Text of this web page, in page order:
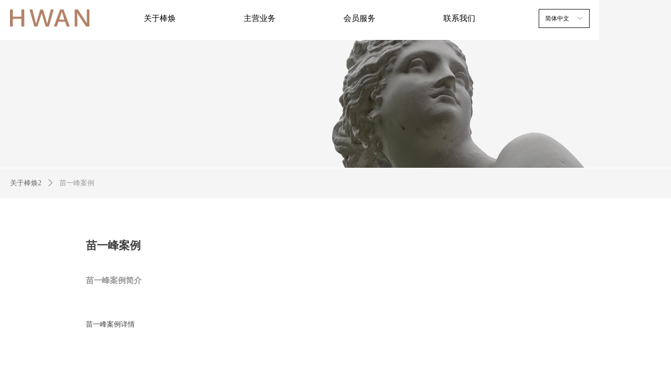
关于棒焕 主营业务 会员服务 联系我们 ꀅ
简体中文
苗一峰案例
苗一峰案例简介
苗一峰案例详情
关于棒焕2 ꄲ 苗一峰案例